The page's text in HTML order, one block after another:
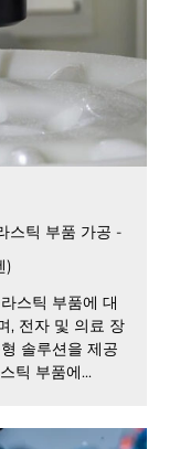
스틱 부품 가공 -
)
스틱 부품에 대
, 전자 및 의료 장
솔루션을 제공
틱 부품에...